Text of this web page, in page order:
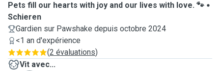
Pets fill our hearts with joy and our lives with love. 🐾
Schieren
Gardien sur Pawshake depuis octobre 2024
<1 an d'expérience
(2 évaluations)
Vit avec...